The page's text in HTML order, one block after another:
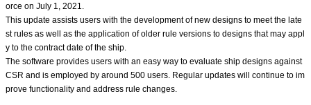
orce on July 1, 2021.
This update assists users with the development of new designs to meet the late
st rules as well as the application of older rule versions to designs that may appl
y to the contract date of the ship.
The software provides users with an easy way to evaluate ship designs against
CSR and is employed by around 500 users. Regular updates will continue to im
prove functionality and address rule changes.